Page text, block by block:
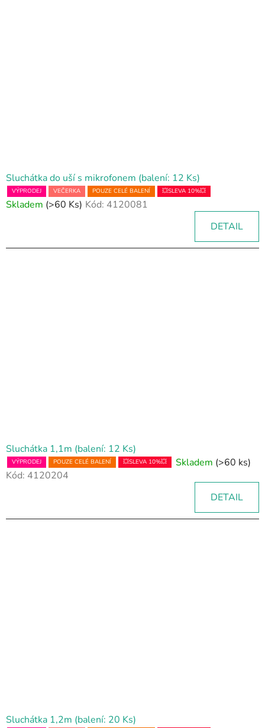
Sluchátka do uší s mikrofonem (balení: 12 Ks)
VÝPRODEJ VEČERKA POUZE CELÉ BALENÍ 💥SLEVA 10%💥
Skladem (>60 Ks) Kód: 4120081
DETAIL
Sluchátka 1,1m (balení: 12 Ks)
VÝPRODEJ POUZE CELÉ BALENÍ 💥SLEVA 10%💥 Skladem (>60 ks)
Kód: 4120204
DETAIL
Sluchátka 1,2m (balení: 20 Ks)